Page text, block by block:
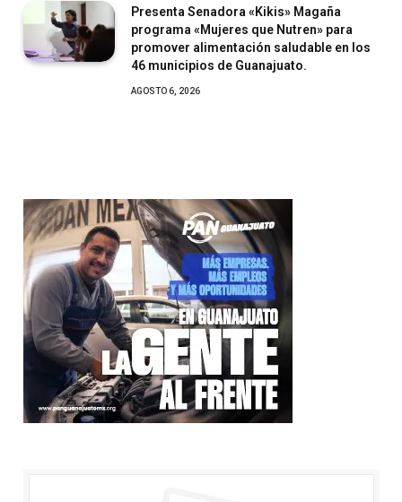
Presenta Senadora «Kikis» Magaña
programa «Mujeres que Nutren» para
promover alimentación saludable en los
46 municipios de Guanajuato.
AGOSTO 6, 2026